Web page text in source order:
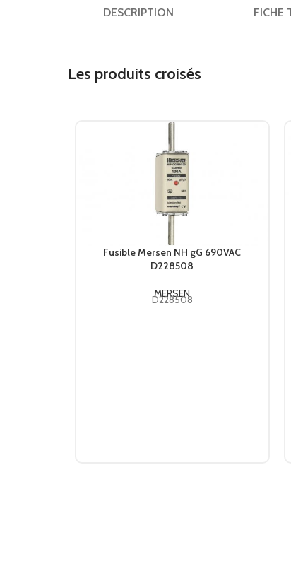
DESCRIPTION FICHE
Les produits croisés
Fusible Mersen NH gG 690VAC
D228508
MERSEN
D228508